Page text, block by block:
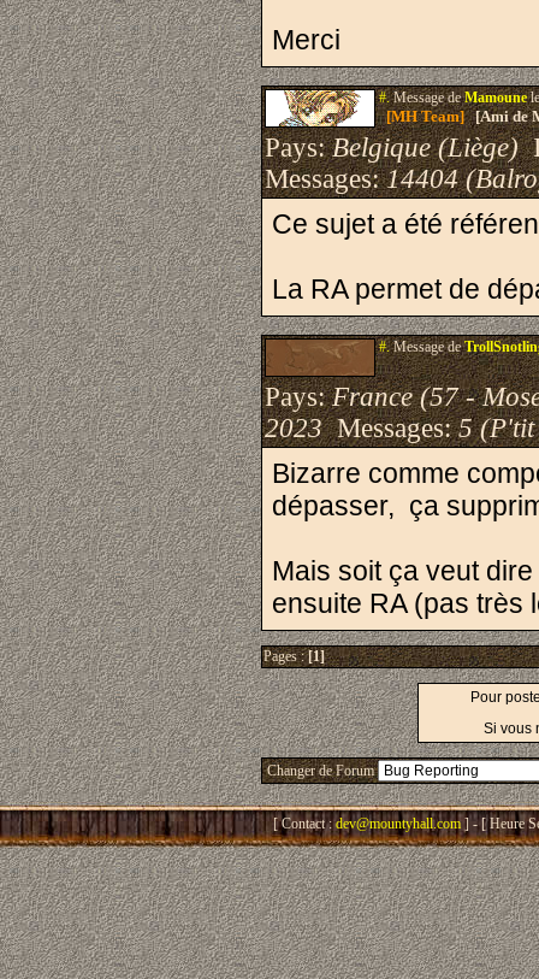
Merci
#.Message deMamoune
[MH Team][Ami de
Pays:Belgique (Liège)
Messages:14404
Ce sujet a été
La RA permet de
#.Message de
Pays:France (57 -
2023Messages:5
Bizarre comme
dépasser, ça
Mais soit ça veut
ensuite RA (pas très
Pages :[1]
Pour
Si vous
Changer de Forum
[ Contact : dev@mountyhall.com ] - [ Heure